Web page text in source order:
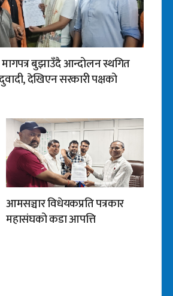
बुझाउँदै आन्दोलन स्थगित
देखिएन सरकारी पक्षको
आमसञ्चार विधेयकप्रति पत्रकार
महासंघको कडा आपत्ति